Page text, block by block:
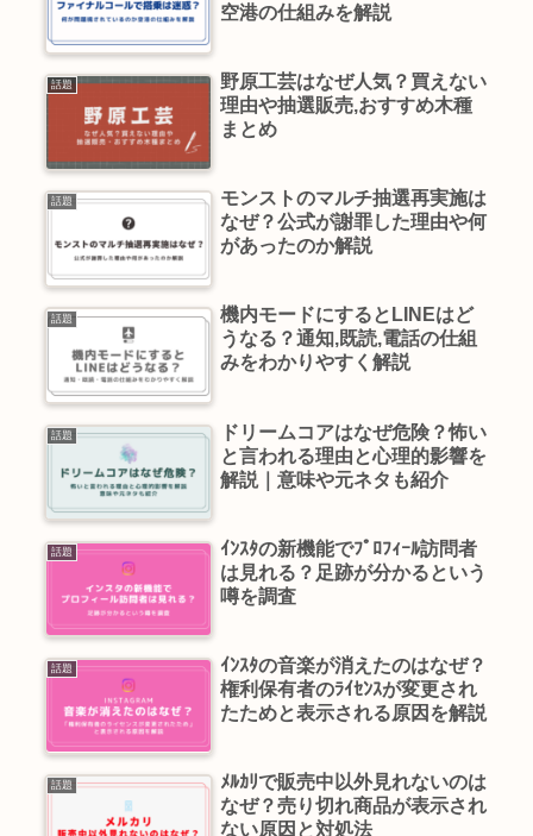
空港の仕組みを解説
話題
野原工芸はなぜ人気？買えない
理由や抽選販売,おすすめ木種
まとめ
話題
モンストのマルチ抽選再実施は
なぜ？公式が謝罪した理由や何
があったのか解説
話題
機内モードにするとLINEはど
うなる？通知,既読,電話の仕組
みをわかりやすく解説
話題
ドリームコアはなぜ危険？怖い
と言われる理由と心理的影響を
解説｜意味や元ネタも紹介
話題
ｲﾝｽﾀの新機能でﾌﾟﾛﾌｨｰﾙ訪問者
は見れる？足跡が分かるという
噂を調査
話題
ｲﾝｽﾀの音楽が消えたのはなぜ？
権利保有者のﾗｲｾﾝｽが変更され
たためと表示される原因を解説
話題
ﾒﾙｶﾘで販売中以外見れないのは
なぜ？売り切れ商品が表示され
ない原因と対処法